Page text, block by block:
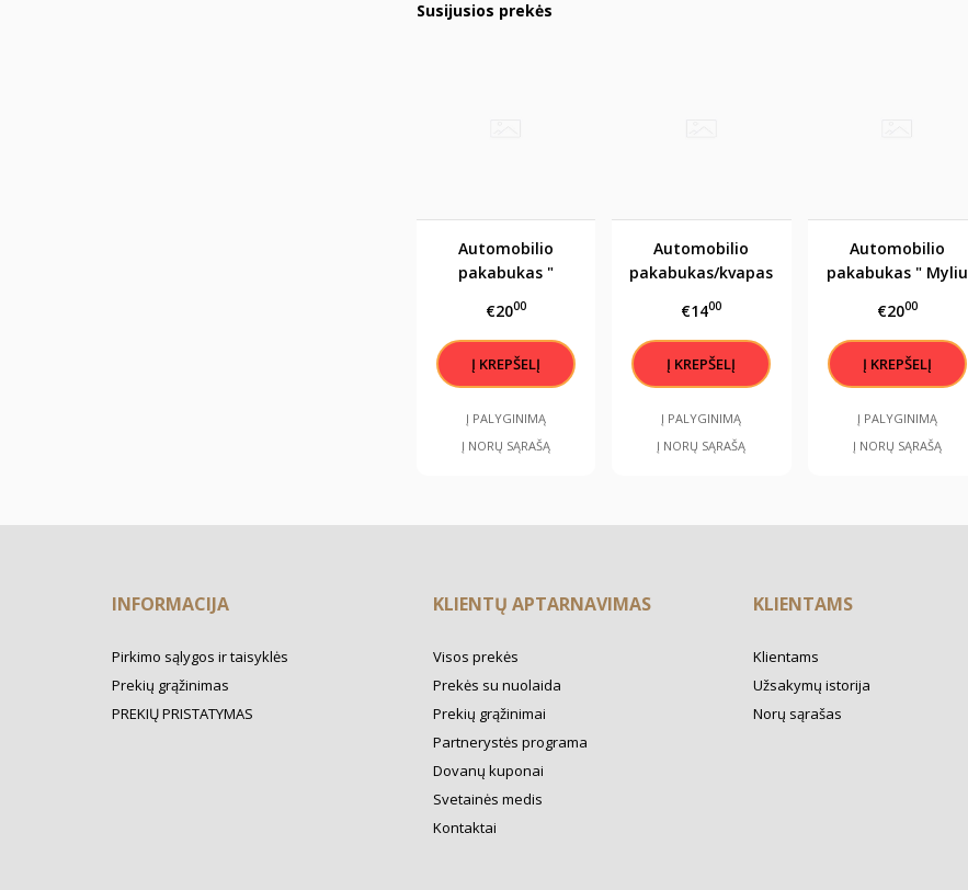
Susijusios prekės
Automobilio
pakabukas "
€2000
Į PALYGINIMĄ
Į NORŲ SĄRAŠĄ
Automobilio
pakabukas/kvapas
pėsčiomis
nevaikšto, jie
vairuoja AUDI"
€1400
Į PALYGINIMĄ
Į NORŲ SĄRAŠĄ
Automobilio
pakabukas " Myliu
€2000
Į PALYGINIMĄ
Į NORŲ SĄRAŠĄ
INFORMACIJA
Pirkimo sąlygos ir taisyklės
Prekių grąžinimas
PREKIŲ PRISTATYMAS
KLIENTŲ APTARNAVIMAS
Visos prekės
Prekės su nuolaida
Prekių grąžinimai
Partnerystės programa
Dovanų kuponai
Svetainės medis
Kontaktai
KLIENTAMS
Klientams
Užsakymų istorija
Norų sąrašas